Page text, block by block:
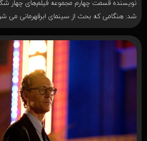
نویسنده قسمت چهارم مجموعه فیلم‌های چهار
شد: هنگامی که بحث از سینمای ابرقهرمانی می